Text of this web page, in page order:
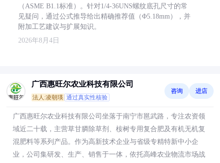
（ASME B1.1标准）。针对1/4-36UNS螺纹底孔尺寸的常
见疑问，通过公式推导给出精确推荐值（Φ5.18mm），并
附加工艺建议与扩展知识。
2026年8月4日
广西惠旺尔农业科技有限公司
法人:凌朝瑛 通过真实性核验
咨询 进店
广西惠旺尔农业科技有限公司坐落于南宁市邕武路，专注农资领
域近二十载，主营草甘膦除草剂、桉树专用复合肥及有机无机复
混肥料等系列产品。作为高新技术企业与省级专精特新中小企
业，公司集研发、生产、销售于一体，依托高峰农业物流市场战